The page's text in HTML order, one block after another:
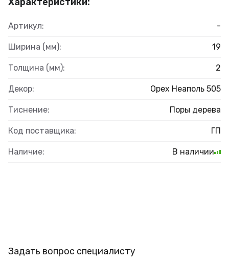
Артикул: -
Ширина (мм): 19
Толщина (мм): 2
Декор: Орех Неаполь 505
Тиснение: Поры дерева
Код поставщика: ГП
Наличие: В наличии
Задать вопрос специалисту